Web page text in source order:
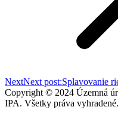
NextNext post:Splavovanie
Copyright © 2024 Územná
IPA. Všetky práva vyhradené.